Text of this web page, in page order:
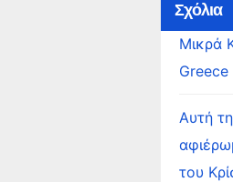
Σχόλια
Μικρά
Greece
Αυτή
του